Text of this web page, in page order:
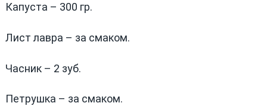
Капуста – 300 гр.
Лист лавра – за смаком.
Часник – 2 зуб.
Петрушка – за смаком.